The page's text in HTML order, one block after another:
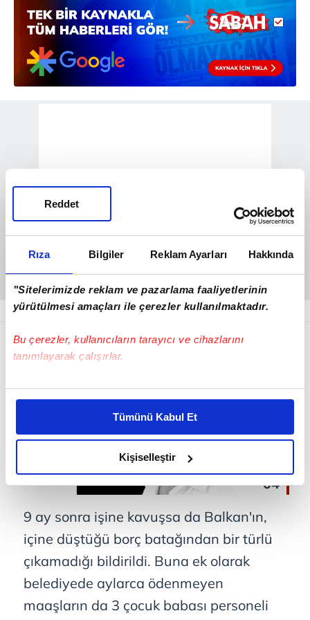
Rıza Bilgiler Reklam Ayarları Hakkında
"Sitelerimizde reklam ve pazarlama faaliyetlerinin
yürütülmesi amaçları ile çerezler kullanılmaktadır.
Bu çerezler, kullanıcıların tarayıcı ve cihazlarını
tanımlayarak çalışırlar.
Bu çerezlere izin vermeniz halinde sizlere özel
daha iyi reklam deneyimi yaşatabiliriz. Bunu yaparken
amacımızın size daha iyi bir reklam deneyimi sunmak
olduğunu ve sizlere en iyi içerikleri sunabilmek adına
elimizden gelen çabayı gösterdiğimizi ve bu noktada,
reklamların maliyetlerimizi karşılamak noktasında tek gelir
Her halükârda, kullanıcılar, bu çerezlere izin vermedikleri
takdirde, kullanıcılara hedefli reklamlar
gösterilmeyecektir."
Sizlere daha iyi bir hizmet sunabilmek için İnternet
Tümünü Kabul Et
Kişiselleştir
Reddet
04
9 ay sonra işine kavuşsa da Balkan'ın,
içine düştüğü borç batağından bir türlü
çıkamadığı bildirildi. Buna ek olarak
belediyede aylarca ödenmeyen
maaşların da 3 çocuk babası personeli